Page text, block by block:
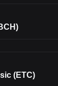
(ETC)